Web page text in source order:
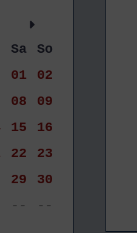
Sa
So
01
02
08
09
15
16
22
23
29
30
-- --